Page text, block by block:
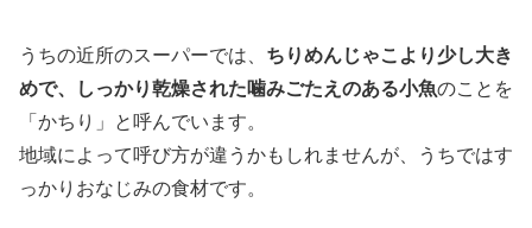
うちの近所のスーパーでは、 ちりめんじゃこより少し大き
めで、しっかり乾燥された噛みごたえのある小魚のことを
「かちり」と呼んでいます。
地域によって呼び方が違うかもしれませんが、うちではす
っかりおなじみの食材です。